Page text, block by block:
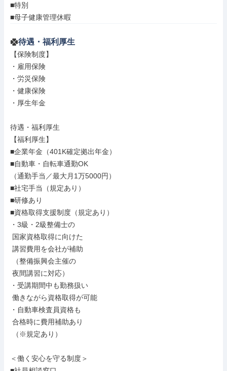
■特別
■母子健康管理休暇
待遇・福利厚生
【保険制度】
・雇用保険
・労災保険
・健康保険
・厚生年金
待遇・福利厚生
【福利厚生】
■企業年金（401K確定拠出年金）
■自動車・自転車通勤OK
（通勤手当／最大月1万5000円）
■社宅手当（規定あり）
■研修あり
■資格取得支援制度（規定あり）
・3級・2級整備士の
・受講期間中も勤務扱い
・自動車検査員資格も
＜働く安心を守る制度＞